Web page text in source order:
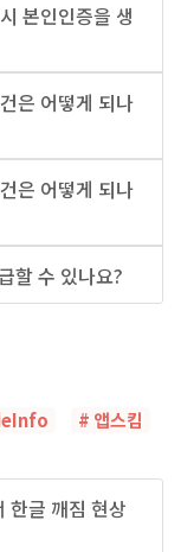
본인인증을 생
은 어떻게 되나
은 어떻게 되나
할 수 있나요?
# 앱스킴
글 깨짐 현상